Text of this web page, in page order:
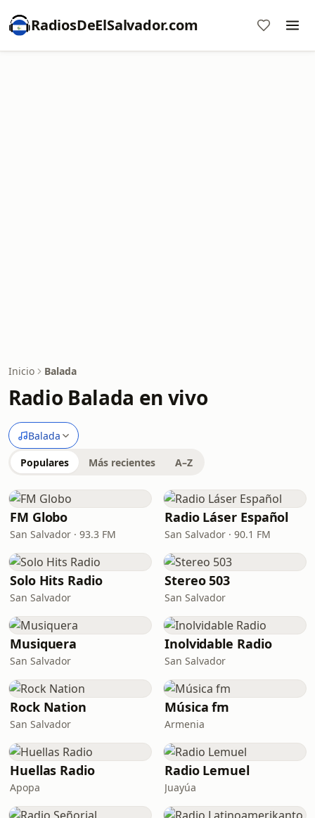
RadiosDeElSalvador.com
Inicio Balada
Radio Balada en vivo
Balada
Populares Más recientes A–Z
FM Globo
San Salvador · 93.3 FM
Radio Láser Español
San Salvador · 90.1 FM
Solo Hits Radio
San Salvador
Stereo 503
San Salvador
Musiquera
San Salvador
Inolvidable Radio
San Salvador
Rock Nation
San Salvador
Música fm
Armenia
Huellas Radio
Apopa
Radio Lemuel
Juayúa